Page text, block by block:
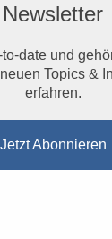
Newsletter
date und
Topics &
erfahren.
Jetzt Abonnieren